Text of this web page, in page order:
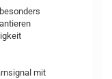
mit